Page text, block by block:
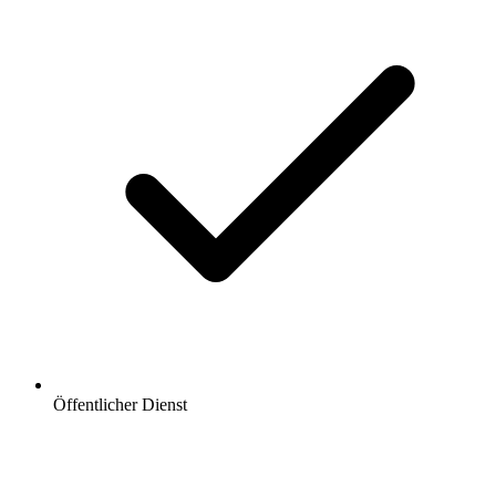
Öffentlicher Dienst